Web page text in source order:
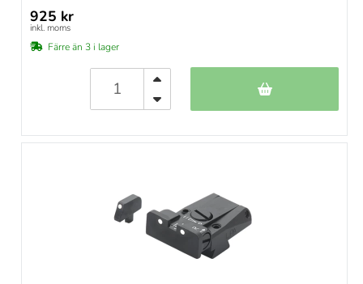
925 kr
inkl. moms
Färre än 3 i lager